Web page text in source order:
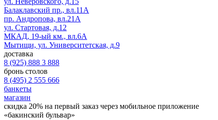
Балаклавский пр., вл.11А
пр. Андропова, вл.21А
ул. Стартовая, д.12
МКАД, 19-ый км., вл.6А
Мытищи, ул. Университетская, д.9
доставка
8 (925) 888 3 888
бронь столов
8 (495) 2 555 666
банкеты
магазин
скидка 20% на первый заказ через мобильное приложение
«бакинский бульвар»